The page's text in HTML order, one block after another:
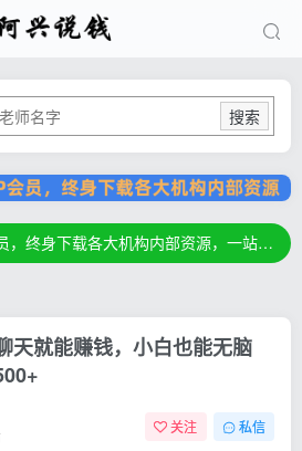
搜索
部资源，一站式草根创业基地，最新最强网赚教程大全，小投入，大回报！
部资源，一站式草根创业基地，最新最强网赚教程大全，小投入，大回报！
天就能赚钱，小白也能无脑
关注 私信